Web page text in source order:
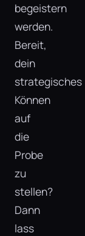
begeistern
werden.
Bereit,
dein
strategisches
Können
auf
die
Probe
zu
stellen?
Dann
lass